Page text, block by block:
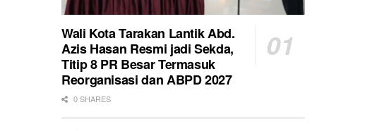
Wali Kota Tarakan Lantik Abd.
Azis Hasan Resmi jadi Sekda,
Titip 8 PR Besar Termasuk
Reorganisasi dan ABPD 2027
0 SHARES